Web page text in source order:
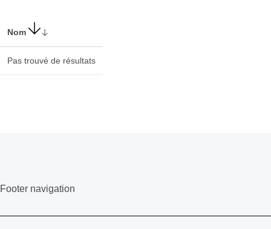
Nom
Pas trouvé de résultats
Footer navigation